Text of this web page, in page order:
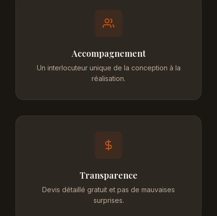
Accompagnement
Un interlocuteur unique de la conception à la
réalisation.
Transparence
Devis détaillé gratuit et pas de mauvaises
surprises.